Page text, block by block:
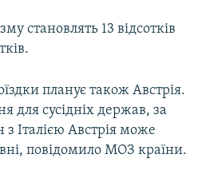
становлять 13 відсотків
планує також Австрія.
для сусідніх держав, за
з Італією Австрія може
повідомило МОЗ країни.